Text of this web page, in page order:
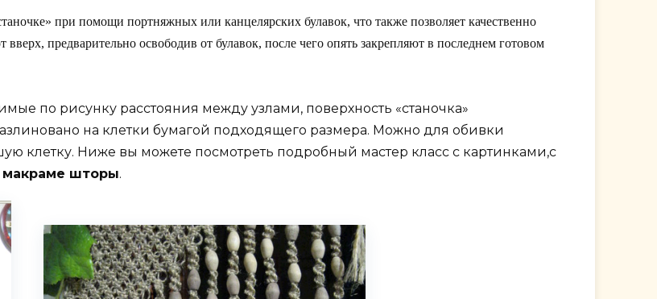
при помощи портняжных или канцелярских булавок, что также позволяет качественно
предварительно освободив от булавок, после чего опять закрепляют в последнем готовом
по рисунку расстояния между узлами, поверхность «станочка»
на клетки бумагой подходящего размера. Можно для обивки
клетку. Ниже вы можете посмотреть подробный мастер класс с картинками,с
макраме шторы.